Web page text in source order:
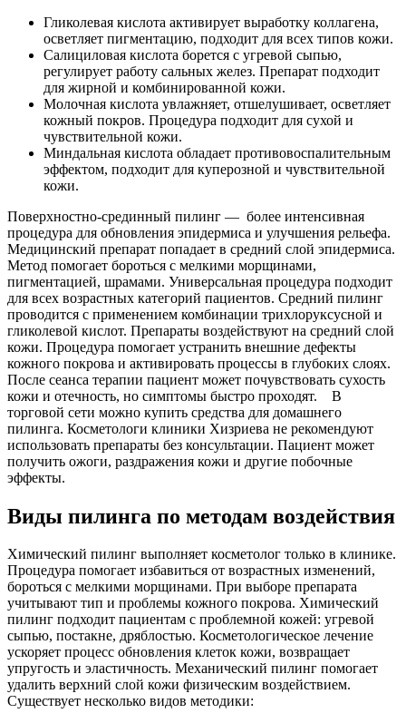
Гликолевая кислота активирует выработку коллагена,
осветляет пигментацию, подходит для всех типов кожи.
Салициловая кислота борется с угревой сыпью,
регулирует работу сальных желез. Препарат подходит
для жирной и комбинированной кожи.
Молочная кислота увлажняет, отшелушивает, осветляет
кожный покров. Процедура подходит для сухой и
чувствительной кожи.
Миндальная кислота обладает противовоспалительным
эффектом, подходит для куперозной и чувствительной
кожи.
Поверхностно-срединный пилинг — более интенсивная
процедура для обновления эпидермиса и улучшения рельефа.
Медицинский препарат попадает в средний слой эпидермиса.
Метод помогает бороться с мелкими морщинами,
пигментацией, шрамами. Универсальная процедура подходит
для всех возрастных категорий пациентов. Средний пилинг
проводится с применением комбинации трихлоруксусной и
гликолевой кислот. Препараты воздействуют на средний слой
кожи. Процедура помогает устранить внешние дефекты
кожного покрова и активировать процессы в глубоких слоях.
После сеанса терапии пациент может почувствовать сухость
кожи и отечность, но симптомы быстро проходят. В
торговой сети можно купить средства для домашнего
пилинга. Косметологи клиники Хизриева не рекомендуют
использовать препараты без консультации. Пациент может
получить ожоги, раздражения кожи и другие побочные
эффекты.
Виды пилинга по методам воздействия
Химический пилинг выполняет косметолог только в клинике.
Процедура помогает избавиться от возрастных изменений,
бороться с мелкими морщинами. При выборе препарата
учитывают тип и проблемы кожного покрова. Химический
пилинг подходит пациентам с проблемной кожей: угревой
сыпью, постакне, дряблостью. Косметологическое лечение
ускоряет процесс обновления клеток кожи, возвращает
упругость и эластичность. Механический пилинг помогает
удалить верхний слой кожи физическим воздействием.
Существует несколько видов методики: